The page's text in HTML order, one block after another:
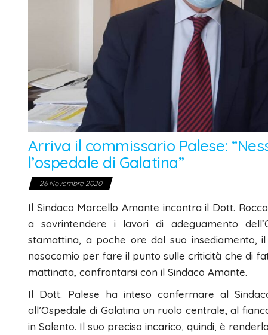
Arriva il commissario Palese:
l’ospedale di Galatina”
26 Novembre 2020
Il Sindaco Marcello Amante incontra il Dott.
a sovrintendere i lavori di adeguamento
stamattina, a poche ore dal suo insediamento,
nosocomio per fare il punto sulle criticità che di
mattinata, confrontarsi con il Sindaco Amante.
Il Dott. Palese ha inteso confermare al
all’Ospedale di Galatina un ruolo centrale, al
in Salento. Il suo preciso incarico, quindi, è